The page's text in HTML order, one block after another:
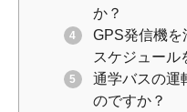
か？
GPS発信機を
スケジュール
通学バスの運
のですか？